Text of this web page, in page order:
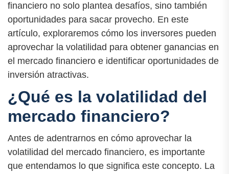
financiero no solo plantea desafíos, sino también
oportunidades para sacar provecho. En este
artículo, exploraremos cómo los inversores pueden
aprovechar la volatilidad para obtener ganancias en
el mercado financiero e identificar oportunidades de
inversión atractivas.
¿Qué es la volatilidad del
mercado financiero?
Antes de adentrarnos en cómo aprovechar la
volatilidad del mercado financiero, es importante
que entendamos lo que significa este concepto. La